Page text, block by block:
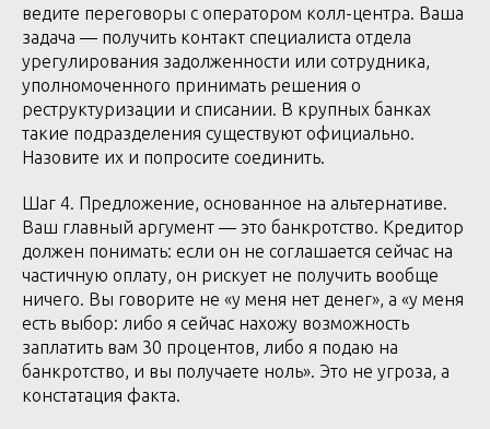
ведите переговоры с оператором колл-центра. Ваша
задача — получить контакт специалиста отдела
урегулирования задолженности или сотрудника,
уполномоченного принимать решения о
реструктуризации и списании. В крупных банках
такие подразделения существуют официально.
Назовите их и попросите соединить.
Шаг 4. Предложение, основанное на альтернативе.
Ваш главный аргумент — это банкротство. Кредитор
должен понимать: если он не соглашается сейчас на
частичную оплату, он рискует не получить вообще
ничего. Вы говорите не «у меня нет денег», а «у меня
есть выбор: либо я сейчас нахожу возможность
заплатить вам 30 процентов, либо я подаю на
банкротство, и вы получаете ноль». Это не угроза, а
констатация факта.